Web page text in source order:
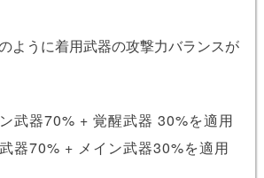
ように着用武器の攻撃力バランスが
ン武器70% + 覚醒武器 30%を適用
武器70% + メイン武器30%を適用